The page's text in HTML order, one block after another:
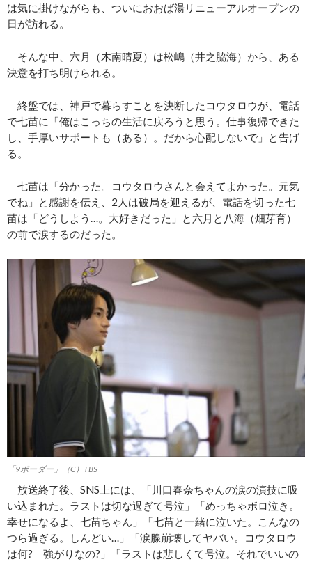
は気に掛けながらも、ついにおおば湯リニューアルオープンの
日が訪れる。
そんな中、六月（木南晴夏）は松嶋（井之脇海）から、ある
決意を打ち明けられる。
終盤では、神戸で暮らすことを決断したコウタロウが、電話
で七苗に「俺はこっちの生活に戻ろうと思う。仕事復帰できた
し、手厚いサポートも（ある）。だから心配しないで」と告げ
る。
七苗は「分かった。コウタロウさんと会えてよかった。元気
でね」と感謝を伝え、2人は破局を迎えるが、電話を切った七
苗は「どうしよう…。大好きだった」と六月と八海（畑芽育）
の前で涙するのだった。
「9ボーダー」（C）TBS
放送終了後、SNS上には、「川口春奈ちゃんの涙の演技に吸
い込まれた。ラストは切な過ぎて号泣」「めっちゃボロ泣き。
幸せになるよ、七苗ちゃん」「七苗と一緒に泣いた。こんなの
つら過ぎる。しんどい…」「涙腺崩壊してヤバい。コウタロウ
は何? 強がりなの?」「ラストは悲しくて号泣。それでいいの